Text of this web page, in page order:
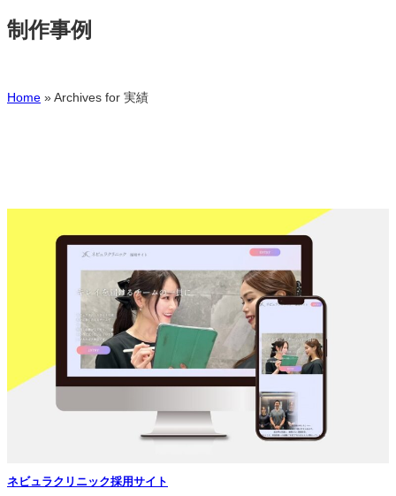
制作事例
Home »Archives for 実績
ネビュラクリニック採用サイト